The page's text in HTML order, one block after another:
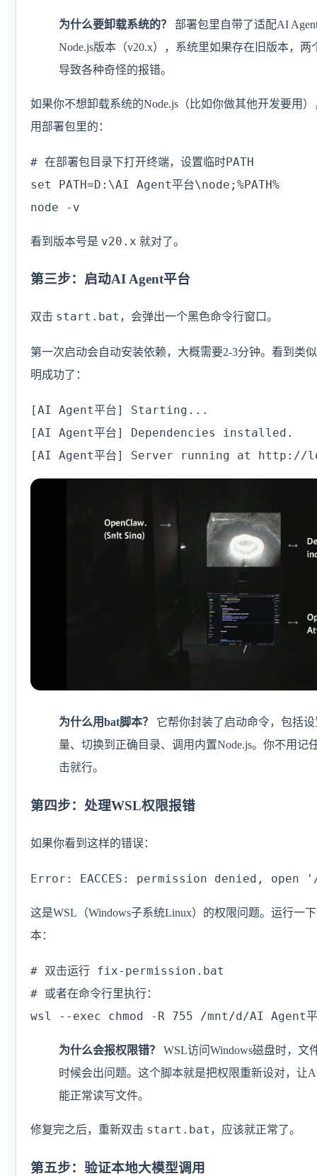
为什么要卸载系统的？
部署包里自带了适配AI
Node.js版本（v20.x），系统里如果存在旧版本，两
导致各种奇怪的报错。
如果你不想卸载系统的Node.js（比如你做其他开发要用
用部署包里的：
# 在部署包目录下打开终端，设置临时PATH
set PATH=D:\AI Agent平台\node;%PATH%
node -v
看到版本号是 v20.x 就对了。
第三步：启动AI Agent平台
双击 start.bat ，会弹出一个黑色命令行窗口。
第一次启动会自动安装依赖，大概需要2-3分钟。看到类
明成功了：
[AI Agent平台] Starting...
[AI Agent平台] Dependencies installed.
[AI Agent平台] Server running at http://
为什么用bat脚本？
它帮你封装了启动命令，包括
量、切换到正确目录、调用内置Node.js。你不用记
击就行。
第四步：处理WSL权限报错
如果你看到这样的错误：
Error: EACCES: permission denied,
这是WSL（Windows子系统Linux）的权限问题。运行一
本：
# 双击运行 fix-permission.bat
# 或者在命令行里执行：
wsl --exec chmod -R 755 /mnt/d/AI Agent平
为什么会报权限错？
WSL访问Windows磁盘时，文
时候会出问题。这个脚本就是把权限重新设对，让
能正常读写文件。
修复完之后，重新双击 start.bat ，应该就正常了。
第五步：验证本地大模型调用